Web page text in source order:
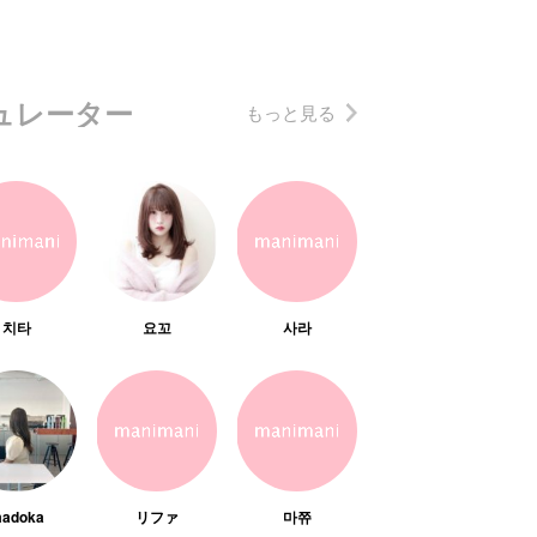
レーター もっと見る
치타 요꼬 사라
リファ 마쮸